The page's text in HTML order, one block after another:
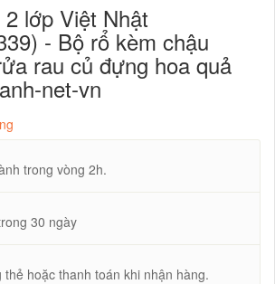
lớp Việt Nhật
- Bộ rổ kèm chậu
rau củ đựng hoa quả
net-vn
trong vòng 2h.
30 ngày
hoặc thanh toán khi nhận hàng.